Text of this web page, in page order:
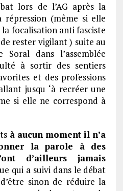
lors de l’AG après la
(même si elle
focalisation anti fasciste
rester vigilant ) suite au
Soral dans l’assemblée
à sortir des sentiers
et des professions
jusqu ‘à recréer une
si elle ne correspond à
à aucun moment il n’a
la parole à des
d’ailleurs jamais
qui a suivi dans le débat
sinon de réduire la